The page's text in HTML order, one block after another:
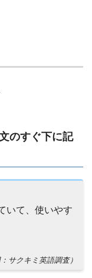
のすぐ下に記
いて、使いやす
：サクキミ英語調査）